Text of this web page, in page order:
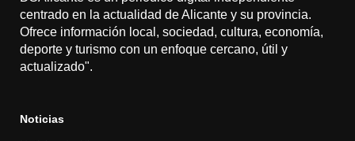
centrado en la actualidad de Alicante y su provincia.
Ofrece información local, sociedad, cultura, economía,
deporte y turismo con un enfoque cercano, útil y
actualizado".
Noticias